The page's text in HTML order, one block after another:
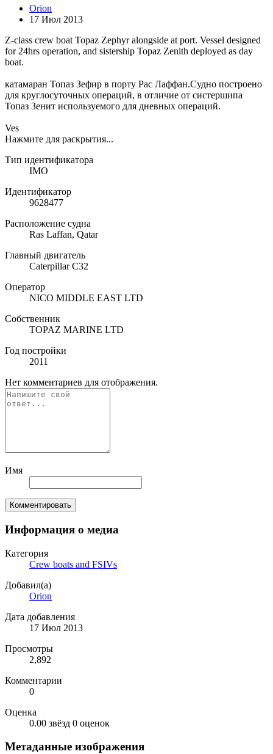
Orion
17 Июл 2013
Z-class crew boat Topaz Zephyr alongside at port. Vessel designed
for 24hrs operation, and sistership Topaz Zenith deployed as day
boat.
катамаран Топаз Зефир в порту Рас Лаффан.Судно построено
для круглосуточных операций, в отличие от систершипа
Топаз Зенит используемого для дневных операций.
Ves
Нажмите для раскрытия...
Тип идентификатора
IMO
Идентификатор
9628477
Расположение судна
Ras Laffan, Qatar
Главный двигатель
Caterpillar C32
Оператор
NICO MIDDLE EAST LTD
Собственник
TOPAZ MARINE LTD
Год постройки
2011
Нет комментариев для отображения.
Имя
Комментировать
Информация о медиа
Категория
Crew boats and FSIVs
Добавил(а)
Orion
Дата добавления
17 Июл 2013
Просмотры
2,892
Комментарии
0
Оценка
0.00 звёзд 0 оценок
Метаданные изображения